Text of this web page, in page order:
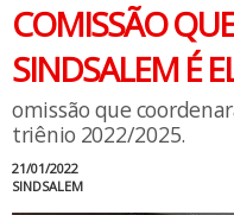
COMISSÃO
SINDSALEM É
omissão que
triênio 2022/2025.
21/01/2022
SINDSALEM